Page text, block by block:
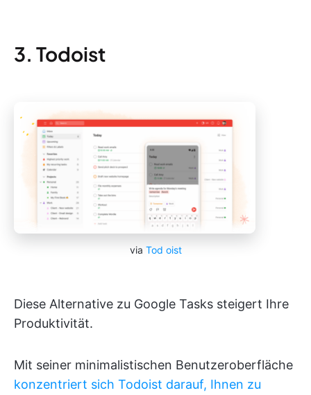
3. Todoist
via Tod oist
Diese Alternative zu Google Tasks steigert Ihre
Produktivität.
Mit seiner minimalistischen Benutzeroberfläche
konzentriert sich Todoist darauf, Ihnen zu